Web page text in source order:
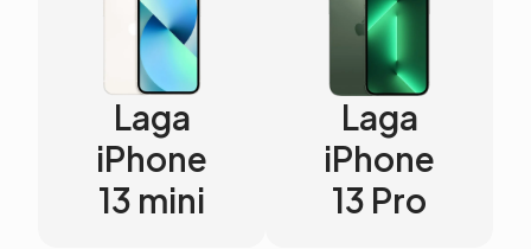
Laga
iPhone
13 mini
Laga
iPhone
13 Pro